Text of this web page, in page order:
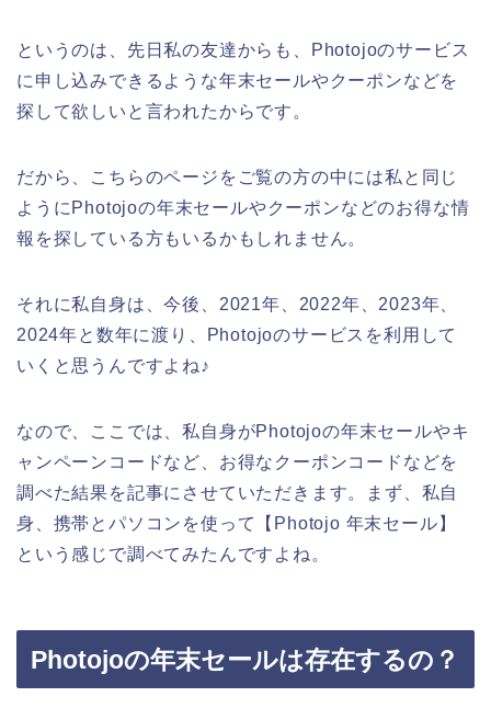
というのは、先日私の友達からも、Photojoのサービス
に申し込みできるような年末セールやクーポンなどを
探して欲しいと言われたからです。
だから、こちらのページをご覧の方の中には私と同じ
ようにPhotojoの年末セールやクーポンなどのお得な情
報を探している方もいるかもしれません。
それに私自身は、今後、2021年、2022年、2023年、
2024年と数年に渡り、Photojoのサービスを利用して
いくと思うんですよね♪
なので、ここでは、私自身がPhotojoの年末セールやキ
ャンペーンコードなど、お得なクーポンコードなどを
調べた結果を記事にさせていただきます。まず、私自
身、携帯とパソコンを使って【Photojo 年末セール】
という感じで調べてみたんですよね。
Photojoの年末セールは存在するの？